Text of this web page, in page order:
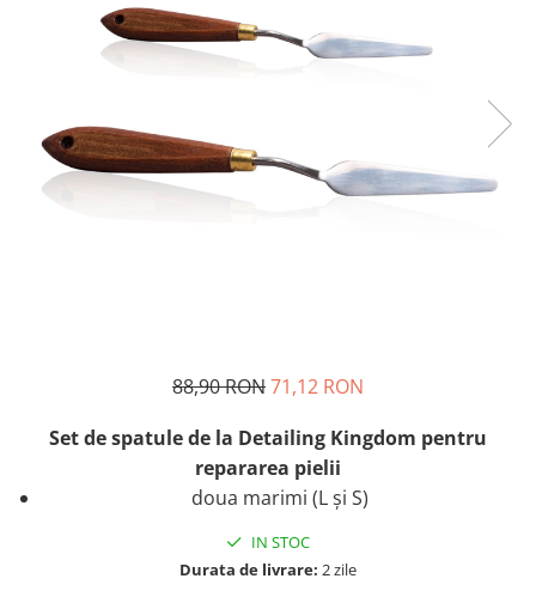
88,90 RON71,12 RON
Set de spatule de la Detailing Kingdom pentru
repararea pielii
doua marimi (L și S)
IN STOC
Durata de livrare: 2 zile